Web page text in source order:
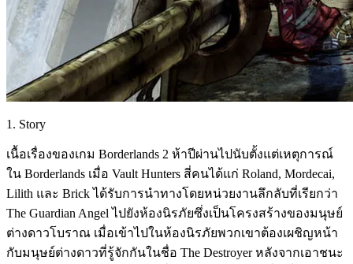
1. Story
เนื้อเรื่องของเกม Borderlands 2 ห้าปีผ่านไปนับตั้งแต่เหตุการณ์
ใน Borderlands เมื่อ Vault Hunters สี่คนได้แก่ Roland, Mordecai,
Lilith และ Brick ได้รับการนำทางโดยหน่วยงานลึกลับที่เรียกว่า
The Guardian Angel ไปยังห้องนิรภัยซึ่งเป็นโครงสร้างของมนุษย์
ต่างดาวโบราณ เมื่อเข้าไปในห้องนิรภัยพวกเขาต้องเผชิญหน้า
กับมนุษย์ต่างดาวที่รู้จักกันในชื่อ The Destroyer หลังจากเอาชนะ